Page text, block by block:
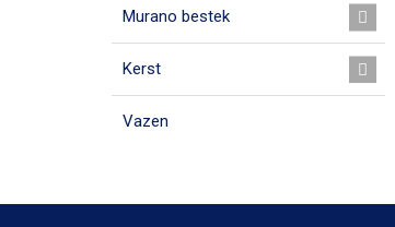
Murano bestek
Kerst
Vazen